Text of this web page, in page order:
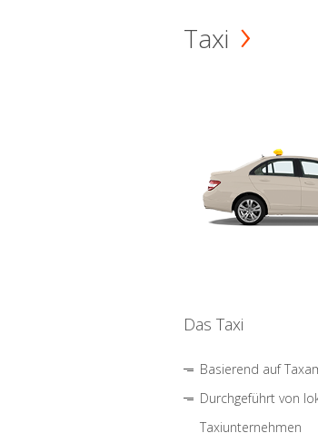
Taxi
Das Taxi
Basierend auf
Durchgeführt von
Taxiunternehmen